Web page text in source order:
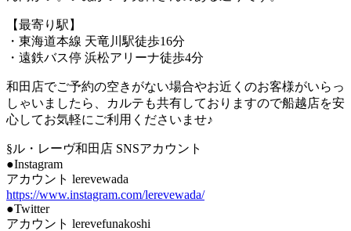
【最寄り駅】
・東海道本線 天竜川駅徒歩16分
・遠鉄バス停 浜松アリーナ徒歩4分
和田店でご予約の空きがない場合やお近くのお客様がいらっ
しゃいましたら、カルテも共有しておりますので船越店を安
心してお気軽にご利用くださいませ♪
§ル・レーヴ和田店 SNSアカウント
●Instagram
アカウント lerevewada
https://www.instagram.com/lerevewada/
●Twitter
アカウント lerevefunakoshi